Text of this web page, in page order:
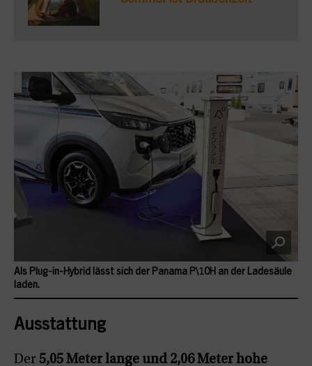
Als Plug-in-Hybrid lässt sich der Panama P\10H an der Ladesäule
laden.
Ausstattung
Der 5,05 Meter lange und 2,06 Meter hohe